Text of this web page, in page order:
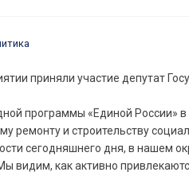
приняли участие депутат
программы «Единой России»
ремонту и строительству
сегодняшнего дня, в нашем
видим, как активно